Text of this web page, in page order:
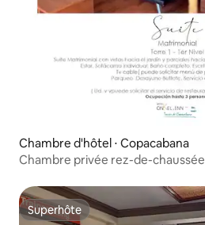
Chambre d'hôtel ⋅ Copacabana
Chambre privée rez-de-chaussée
Superhôte
Superhôte